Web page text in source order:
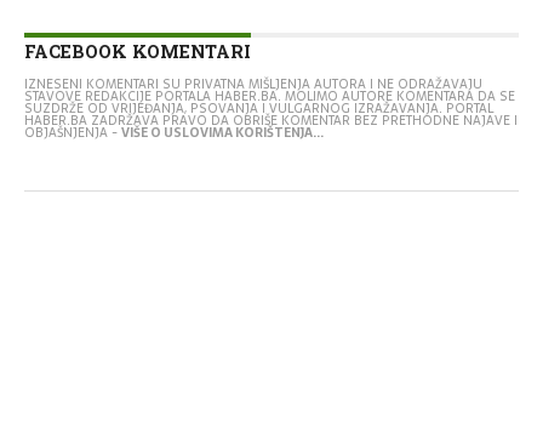
FACEBOOK KOMENTARI
IZNESENI KOMENTARI SU PRIVATNA MIŠLJENJA AUTORA I NE ODRAŽAVAJU
STAVOVE REDAKCIJE PORTALA HABER.BA. MOLIMO AUTORE KOMENTARA DA SE
SUZDRŽE OD VRIJEĐANJA, PSOVANJA I VULGARNOG IZRAŽAVANJA. PORTAL
HABER.BA ZADRŽAVA PRAVO DA OBRIŠE KOMENTAR BEZ PRETHODNE NAJAVE I
OBJAŠNJENJA -VIŠE O USLOVIMA KORIŠTENJA...